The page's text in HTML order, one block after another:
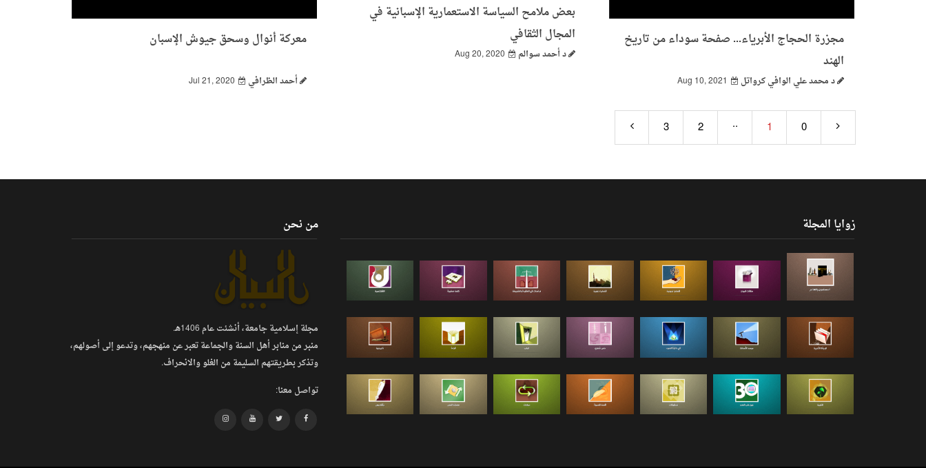
مجزرة الحجاج الأبرياء... صفحة سوداء من تاريخ
الهند
د محمد علي الوافي كرواتل Aug 10, 2021
بعض ملامح السياسة الاستعمارية الإسبانية في
المجال الثقافي
د أحمد سوالم Aug 20, 2020
معركة أنوال وسحق جيوش الإسبان
أحمد الظرافي Jul 21, 2020
0
1
..
2
3
زوايا المجلة من نحن
مجلة إسلامية جامعة، أنشئت عام 1406هـ.
منبر من منابر أهل السنة والجماعة تعبر عن منهجهم، وتدعو إلى أصولهم،
وتذكر بطريقتهم السليمة من الغلو والانحراف.
تواصل معنا: